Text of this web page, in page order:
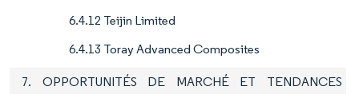
6.4.12 Teijin Limited
6.4.13 Toray Advanced Composites
7. OPPORTUNITÉS DE MARCHÉ ET TENDANCES